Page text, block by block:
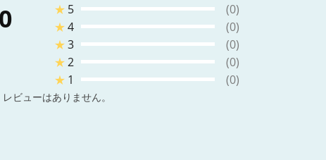
★ 5
(0)
★4
(0)
★3
(0)
★2
(0)
★ 1 (0)
レビューはありません。